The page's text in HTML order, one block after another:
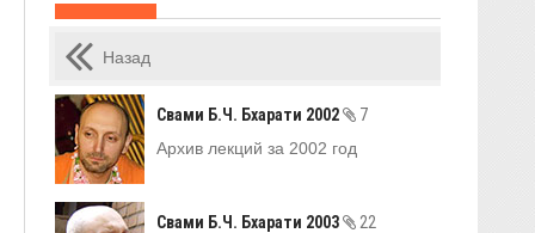
Назад
Свами Б.Ч. Бхарати 2002
7
Архив лекций за 2002 год
Свами Б.Ч. Бхарати 2003
22